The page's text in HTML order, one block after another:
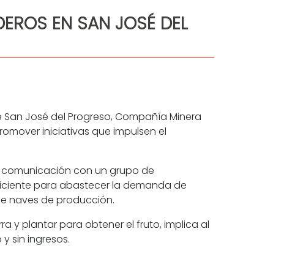
EN SAN JOSÉ DEL
José del Progreso, Compañía Minera
iniciativas que impulsen el
comunicación con un grupo de
para abastecer la demanda de
naves de producción.
y plantar para obtener el fruto, implica al
sin ingresos.